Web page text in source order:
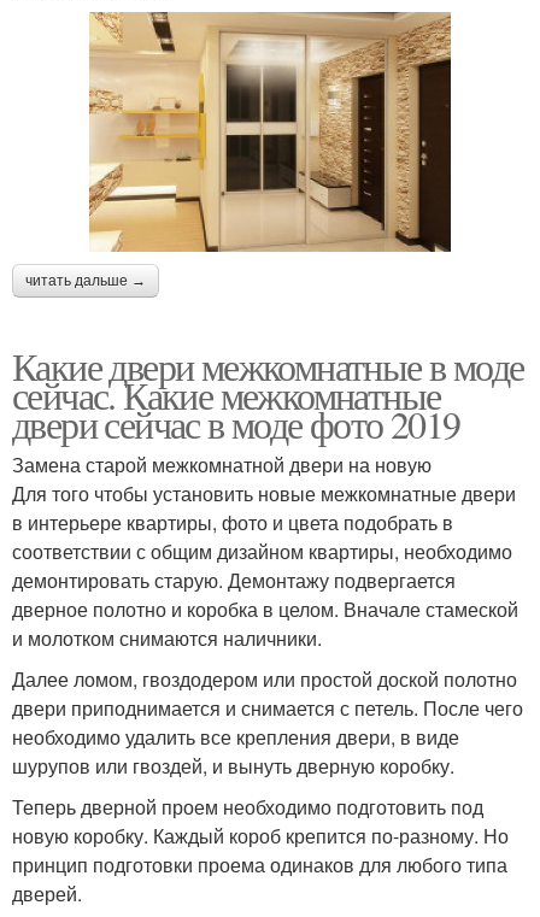
читать дальше →
Какие двери межкомнатные в моде
сейчас. Какие межкомнатные
двери сейчас в моде фото 2019
Замена старой межкомнатной двери на новую
Для того чтобы установить новые межкомнатные двери
в интерьере квартиры, фото и цвета подобрать в
соответствии с общим дизайном квартиры, необходимо
демонтировать старую. Демонтажу подвергается
дверное полотно и коробка в целом. Вначале стамеской
и молотком снимаются наличники.
Далее ломом, гвоздодером или простой доской полотно
двери приподнимается и снимается с петель. После чего
необходимо удалить все крепления двери, в виде
шурупов или гвоздей, и вынуть дверную коробку.
Теперь дверной проем необходимо подготовить под
новую коробку. Каждый короб крепится по-разному. Но
принцип подготовки проема одинаков для любого типа
дверей.